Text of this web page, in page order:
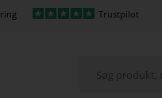
Trustpilot